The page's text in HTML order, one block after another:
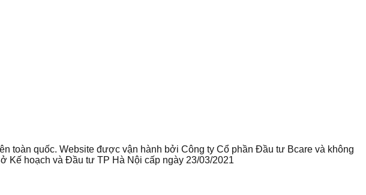
toàn quốc. Website được vận hành bởi Công ty Cổ phần Đầu tư Bcare và không
Kế hoạch và Đầu tư TP Hà Nội cấp ngày 23/03/2021